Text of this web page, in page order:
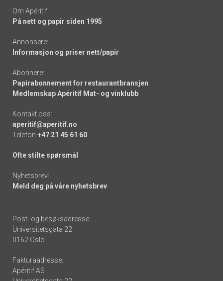
Om Apéritif:
På nett og papir siden 1995
Annonsere:
Informasjon og priser nett/papir
Abonnere:
Papirabonnement for restaurantbransjen
Medlemskap Apéritif Mat- og vinklubb
Kontakt oss:
aperitif@aperitif.no
Telefon +47 21 45 61 60
Ofte stilte spørsmål
Nyhetsbrev:
Meld deg på våre nyhetsbrev
Post- og besøksadresse:
Universitetsgata 22
0162 Oslo
Fakturaadresse:
Apéritif AS